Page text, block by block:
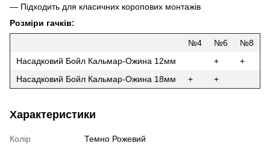
— Підходить для класичних коропових монтажів
Розміри гачків:
№4 №6
№8
Насадковий Бойл Кальмар-Ожина 12мм
+
+
Насадковий Бойл Кальмар-Ожина 18мм
+ +
Характеристики
Колір
Темно Рожевий